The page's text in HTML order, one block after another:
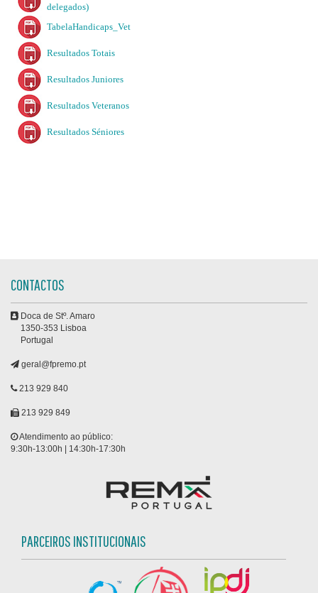
delegados)
TabelaHandicaps_Vet
Resultados Totais
Resultados Juniores
Resultados Veteranos
Resultados Séniores
CONTACTOS
Doca de Stº. Amaro
1350-353 Lisboa
Portugal
geral@fpremo.pt
213 929 840
213 929 849
Atendimento ao público:
9:30h-13:00h | 14:30h-17:30h
PARCEIROS INSTITUCIONAIS